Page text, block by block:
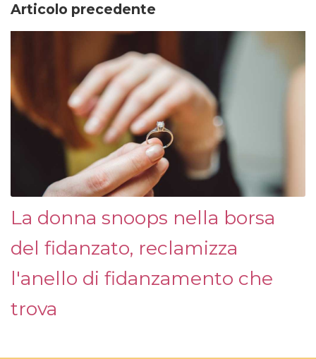
Articolo precedente
La donna snoops nella borsa
del fidanzato, reclamizza
l'anello di fidanzamento che
trova